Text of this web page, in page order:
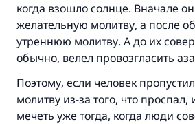
когда взошло солнце. Вначале
желательную молитву, а после
утреннюю молитву. А до их
обычно, велел провозгласить
Поэтому, если человек
молитву из-за того, что
мечеть уже тогда, когда люди